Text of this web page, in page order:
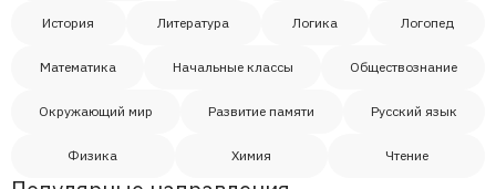
История Литература Логика Логопед
Математика Начальные классы Обществознание
Окружающий мир Развитие памяти Русский язык
Физика Химия Чтение